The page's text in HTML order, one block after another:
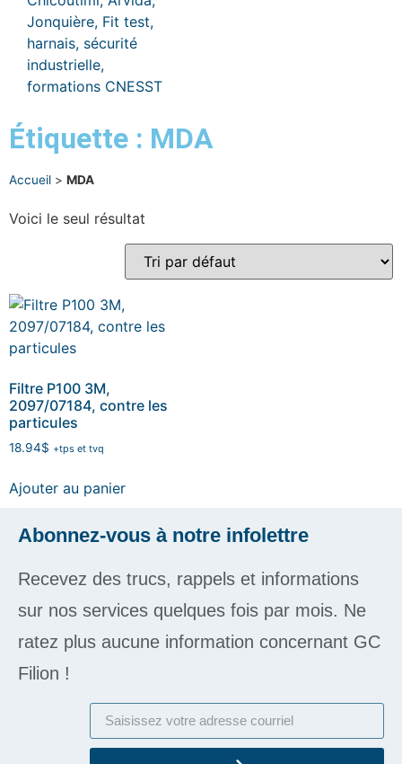
Étiquette : MDA
Accueil > MDA
Voici le seul résultat
Filtre P100 3M,
2097/07184, contre les
particules
18.94$ +tps et tvq
Ajouter au panier
Abonnez-vous à notre infolettre
Recevez des trucs, rappels et informations
sur nos services quelques fois par mois. Ne
ratez plus aucune information concernant GC
Filion !